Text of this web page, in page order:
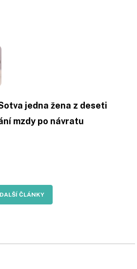
jedna žena z deseti
mzdy po návratu
DALŠÍ ČLÁNKY